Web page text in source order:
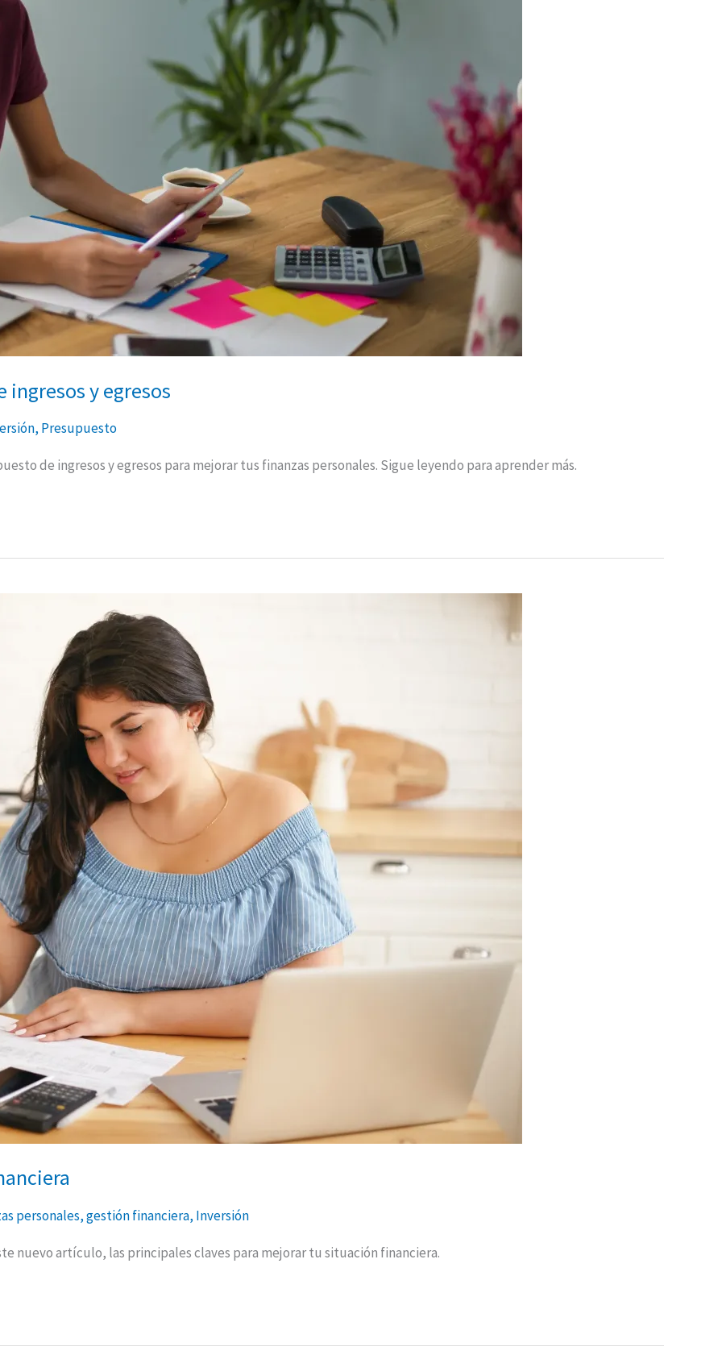
ingresos y egresos
, Presupuesto
de ingresos y egresos para mejorar tus finanzas personales. Sigue leyendo para aprender más.
personales,gestión financiera, Inversión
nuevo artículo, las principales claves para mejorar tu situación financiera.